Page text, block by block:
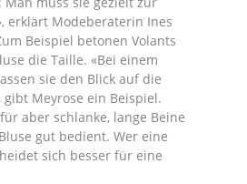
erklärt Modeberaterin Ines
Beispiel betonen Volants
die Taille. «Bei einem
sie den Blick auf die
Meyrose ein Beispiel.
aber schlanke, lange Beine
gut bedient. Wer eine
sich besser für eine